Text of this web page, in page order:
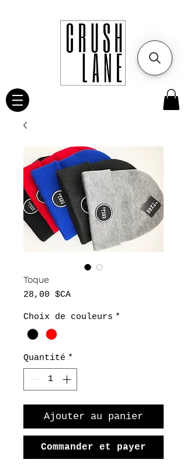
Toque
28,00 $CAPrix
Choix de couleurs *
Quantité *
Ajouter au panier
Commander et payer